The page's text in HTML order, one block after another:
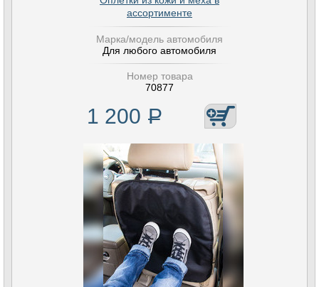
ассортименте
Марка/модель автомобиля
Для любого автомобиля
Номер товара
70877
1 200 Р